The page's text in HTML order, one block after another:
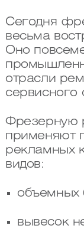
Сегодня
весьма
Оно
отрасли
сервисного
Фрезерную
применяют
рекламных
видов:
объемных
вывесок